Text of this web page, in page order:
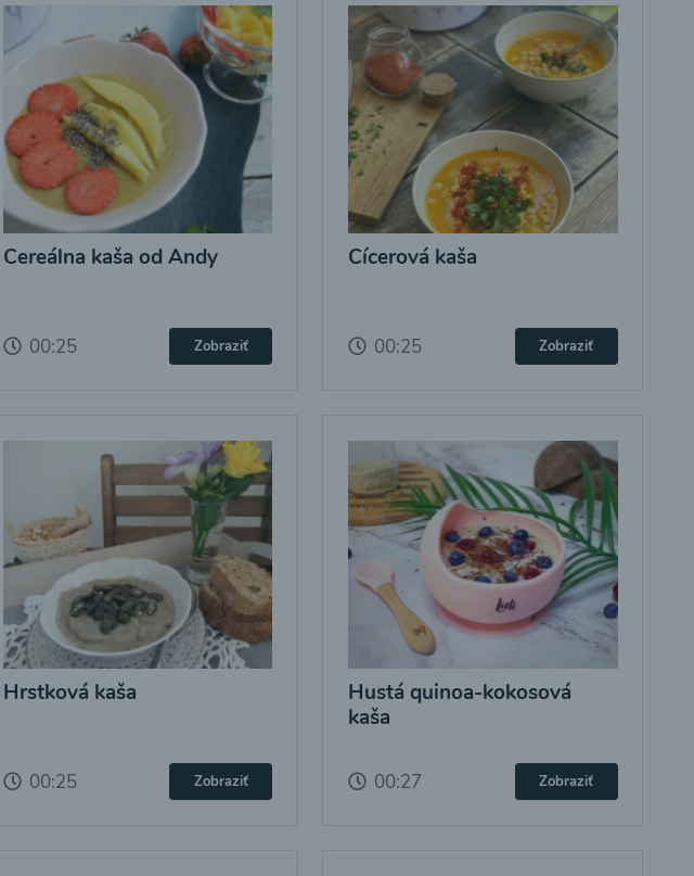
Cereálna kaša od Andy
00:25 Zobraziť
Cícerová kaša
00:25 Zobraziť
Hrstková kaša
00:25 Zobraziť
Hustá quinoa-kokosová
kaša
00:27 Zobraziť